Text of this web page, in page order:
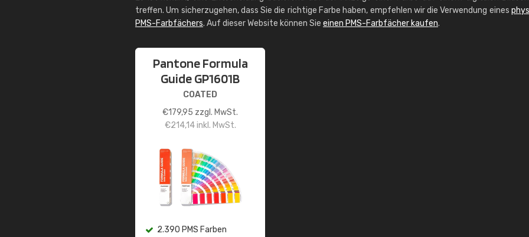
treffen. Um sicherzugehen, dass Sie die richtige Farbe haben, empfehlen wir die Verwendung eines
PMS-Farbfächers. Auf dieser Website können Sie einen PMS-Farbfächer kaufen.
Pantone Formula
Guide GP1601B
COATED
€179,95 zzgl. MwSt.
€214,14inkl. MwSt.
2.390 PMS Farben